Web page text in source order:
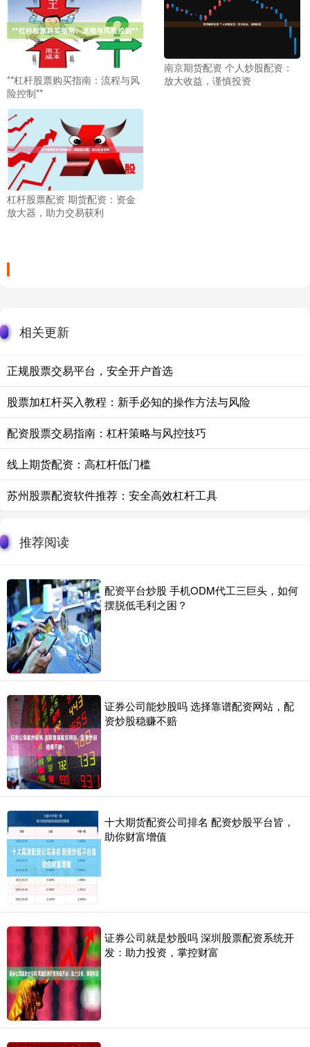
**杠杆股票购买指南：流程与风
险控制**
南京期货配资 个人炒股配资：
放大收益，谨慎投资
杠杆股票配资 期货配资：资金
放大器，助力交易获利
相关更新
正规股票交易平台，安全开户首选
股票加杠杆买入教程：新手必知的操作方法与风险
配资股票交易指南：杠杆策略与风控技巧
线上期货配资：高杠杆低门槛
苏州股票配资软件推荐：安全高效杠杆工具
推荐阅读
配资平台炒股 手机ODM代工三巨头，如何
摆脱低毛利之困？
证券公司能炒股吗 选择靠谱配资网站，配
资炒股稳赚不赔
十大期货配资公司排名 配资炒股平台皆，
助你财富增值
证券公司就是炒股吗 深圳股票配资系统开
发：助力投资，掌控财富